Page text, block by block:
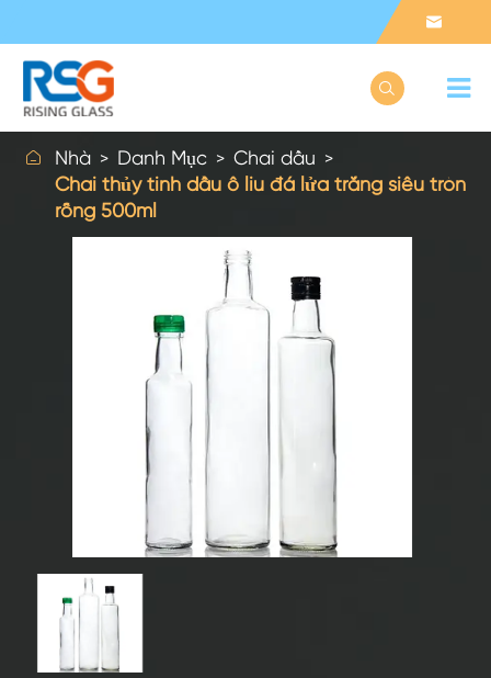


 Nhà Danh Mục
Chai dầu
Chai thủy tinh dầu ô liu đá lửa trắng siêu tròn
rỗng 500ml